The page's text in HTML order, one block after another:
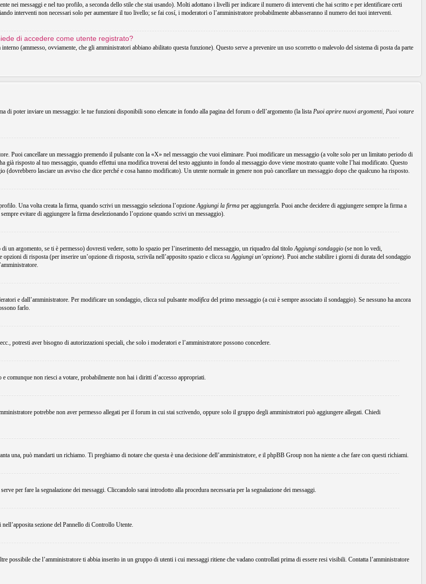
nei messaggi e nel tuo profilo, a seconda dello stile che stai usando). Molti adottano i livelli per indicare il numero di interventi che hai scritto e per identificare certi
interventi non necessari solo per aumentare il tuo livello; se fai cosí, i moderatori o l’amministratore probabilmente abbasseranno il numero dei tuoi interventi.
di accedere come utente registrato?
(ammesso, ovviamente, che gli amministratori abbiano abilitato questa funzione). Questo serve a prevenire un uso scorretto o malevolo del sistema di posta da parte
poter inviare un messaggio: le tue funzioni disponibili sono elencate in fondo alla pagina del forum o dell’argomento (la lista Puoi aprire nuovi argomenti, Puoi votare
Puoi cancellare un messaggio premendo il pulsante con la «X» nel messaggio che vuoi eliminare. Puoi modificare un messaggio (a volte solo per un limitato periodo di
già risposto al tuo messaggio, quando effettui una modifica troverai del testo aggiunto in fondo al messaggio dove viene mostrato quante volte l’hai modificato. Questo
lasciare un avviso che dice perché e cosa hanno modificato). Un utente normale in genere non può cancellare un messaggio dopo che qualcuno ha risposto.
Una volta creata la firma, quando scrivi un messaggio seleziona l’opzioneAggiungi la firma per aggiungerla. Puoi anche decidere di aggiungere sempre la firma a
evitare di aggiungere la firma deselezionando l’opzione quando scrivi un messaggio).
argomento, se ti è permesso) dovresti vedere, sotto lo spazio per l’inserimento del messaggio, un riquadro dal titoloAggiungi sondaggio (se non lo vedi,
di risposta (per inserire un’opzione di risposta, scrivila nell’apposito spazio e clicca suAggiungi un’opzione). Puoi anche stabilire i giorni di durata del sondaggio
e dall’amministratore. Per modificare un sondaggio, clicca sul pulsante modifica del primo messaggio (a cui è sempre associato il sondaggio). Se nessuno ha ancora
farlo.
potresti aver bisogno di autorizzazioni speciali, che solo i moderatori e l’amministratore possono concedere.
comunque non riesci a votare, probabilmente non hai i diritti d’accesso appropriati.
potrebbe non aver permesso allegati per il forum in cui stai scrivendo, oppure solo il gruppo degli amministratori può aggiungere allegati. Chiedi
una, può mandarti un richiamo. Ti preghiamo di notare che questa è una decisione dell’amministratore, e il phpBB Group non ha niente a che fare con questi richiami.
per fare la segnalazione dei messaggi. Cliccandolo sarai introdotto alla procedura necessaria per la segnalazione dei messaggi.
sezione del Pannello di Controllo Utente.
possibile che l’amministratore ti abbia inserito in un gruppo di utenti i cui messaggi ritiene che vadano controllati prima di essere resi visibili. Contatta l’amministratore